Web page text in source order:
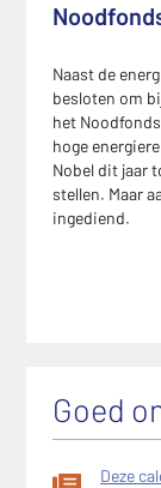
Naast de
besloten om
het
hoge
Nobel dit jaar
stellen. Maar
ingediend.
Goed
Deze